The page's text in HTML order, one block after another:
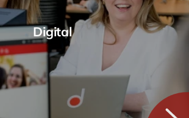
Digital